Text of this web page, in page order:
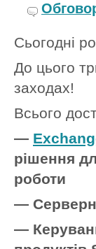
Сьогодні
До цього
заходах!
Всього
—
рішення
роботи
—
—